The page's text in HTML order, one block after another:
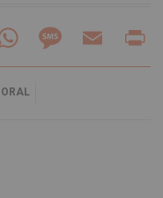
WhatsAppMessageEmail